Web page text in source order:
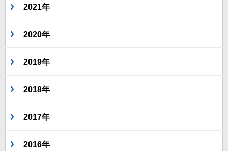
2021年
2020年
2019年
2018年
2017年
2016年